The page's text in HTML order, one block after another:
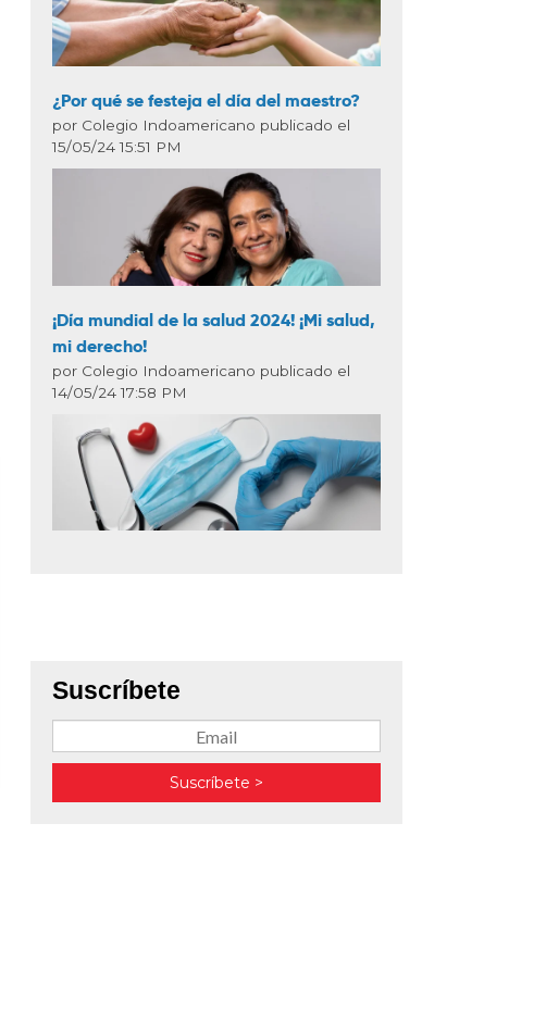
¿Por qué se festeja el día del maestro?
por Colegio Indoamericano publicado el
15/05/24 15:51 PM
¡Día mundial de la salud 2024! ¡Mi salud,
mi derecho!
por Colegio Indoamericano publicado el
14/05/24 17:58 PM
Suscríbete